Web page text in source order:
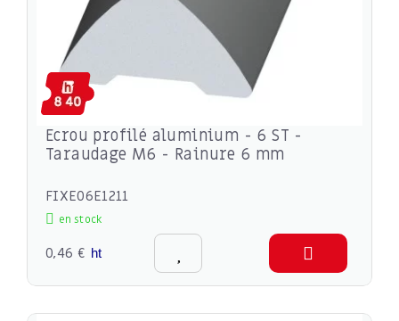
Ecrou profilé aluminium - 6 ST -
Taraudage M6 - Rainure 6 mm
FIXE06E1211
en stock
0,46 € ht